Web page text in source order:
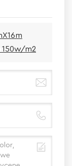
150w/m2